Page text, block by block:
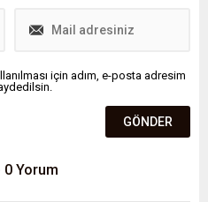
için adım, e-posta adresim
0 Yorum